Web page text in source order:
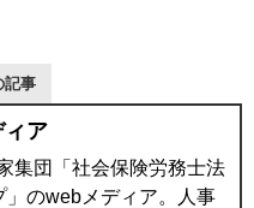
記事
ア
集団「社会保険労務士法
」のwebメディア。人事